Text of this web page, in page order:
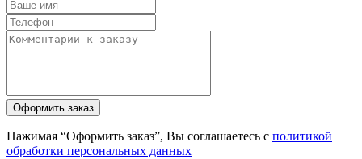
Нажимая “Оформить заказ”, Вы соглашаетесь с политикой
обработки персональных данных